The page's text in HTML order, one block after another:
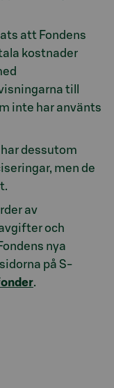
att Fondens
kostnader
till
inte har använts
dessutom
men de
av
och
nya
på S-
.